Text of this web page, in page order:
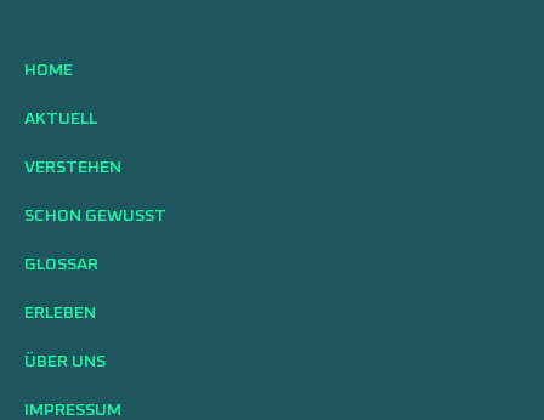
HOME
AKTUELL
VERSTEHEN
SCHON GEWUSST
GLOSSAR
ERLEBEN
ÜBER UNS
IMPRESSUM